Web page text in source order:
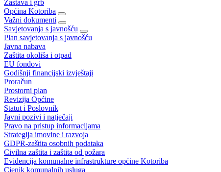
Zastava i grb
Općina Kotoriba
Važni dokumenti
Savjetovanja s javnošću
Plan savjetovanja s javnošću
Javna nabava
Zaštita okoliša i otpad
EU fondovi
Godišnji financijski izvještaji
Proračun
Prostorni plan
Revizija Općine
Statut i Poslovnik
Javni pozivi i natječaji
Pravo na pristup informacijama
Strategija imovine i razvoja
GDPR-zaštita osobnih podataka
Civilna zaštita i zaštita od požara
Evidencija komunalne infrastrukture općine Kotoriba
Cjenik komunalnih usluga